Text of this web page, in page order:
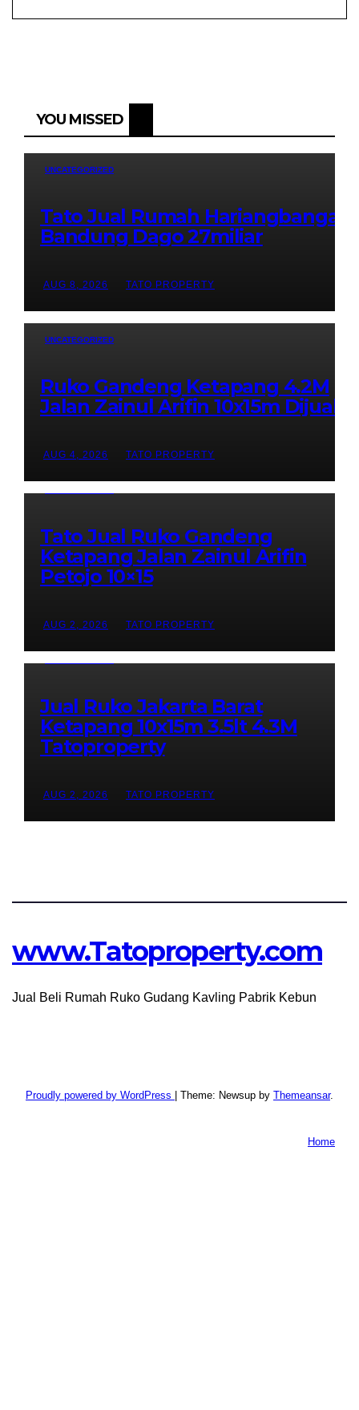
YOU MISSED
UNCATEGORIZED
Tato Jual Rumah Hariangbanga
Bandung Dago 27miliar
AUG 8, 2026 TATO PROPERTY
UNCATEGORIZED
Ruko Gandeng Ketapang 4.2M
Jalan Zainul Arifin 10x15m Dijual
AUG 4, 2026 TATO PROPERTY
Tato Jual Ruko Gandeng
Ketapang Jalan Zainul Arifin
Petojo 10×15
AUG 2, 2026 TATO PROPERTY
Jual Ruko Jakarta Barat
Ketapang 10x15m 3.5lt 4.3M
Tatoproperty
AUG 2, 2026 TATO PROPERTY
www.Tatoproperty.com
Jual Beli Rumah Ruko Gudang Kavling Pabrik Kebun
Proudly powered by WordPress Theme: Newsup by Themeansar.
Home